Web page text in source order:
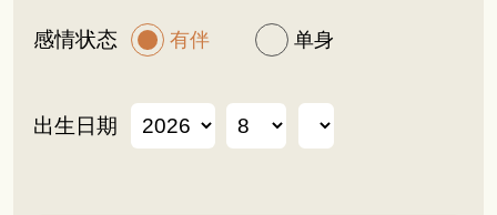
感情状态 有伴 单身
出生日期